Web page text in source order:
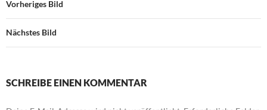
Vorheriges Bild
Nächstes Bild
SCHREIBE EINEN KOMMENTAR